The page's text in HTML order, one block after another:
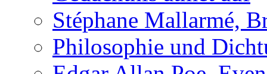
Stéphane Mallarmé,
Philosophie und